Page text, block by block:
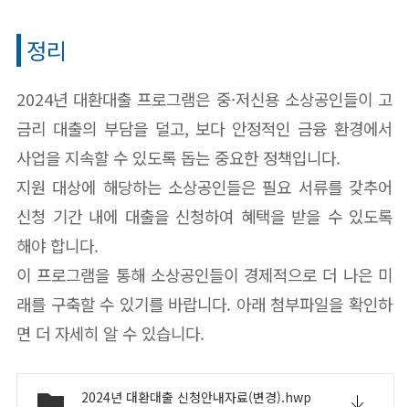
정리
2024년 대환대출 프로그램은 중·저신용 소상공인들이 고
금리 대출의 부담을 덜고, 보다 안정적인 금융 환경에서
사업을 지속할 수 있도록 돕는 중요한 정책입니다.
지원 대상에 해당하는 소상공인들은 필요 서류를 갖추어
신청 기간 내에 대출을 신청하여 혜택을 받을 수 있도록
해야 합니다.
이 프로그램을 통해 소상공인들이 경제적으로 더 나은 미
래를 구축할 수 있기를 바랍니다. 아래 첨부파일을 확인하
면 더 자세히 알 수 있습니다.
2024년 대환대출 신청안내자료(변경).hwp